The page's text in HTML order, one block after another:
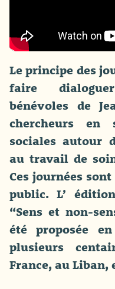
Le principe des
faire
bénévoles de
chercheurs en
sociales autour
au travail de
Ces journées
public. L’
“Sens et non-
été proposée
plusieurs
France, au Liban,